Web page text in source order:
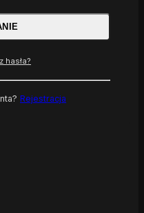
hasła?
Rejestracja